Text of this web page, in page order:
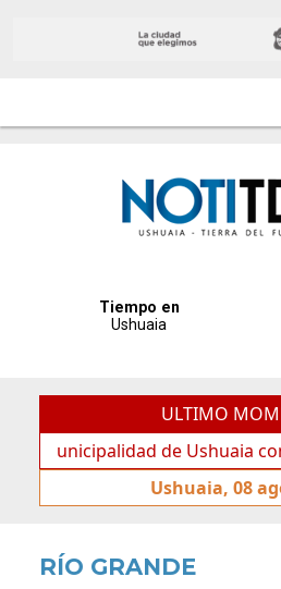
ULTIMO
de Ushuaia continúa
Ushuaia, 08
RÍO GRANDE